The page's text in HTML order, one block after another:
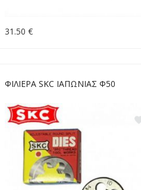
31.50 €
ΦΙΛΙΕΡΑ SKC ΙΑΠΩΝΙΑΣ Φ50